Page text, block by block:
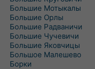
Большие Мотыкалы
Большие Орлы
Большие Радваничи
Большие Чучевичи
Большие Яковчицы
Большое Малешево
Борки